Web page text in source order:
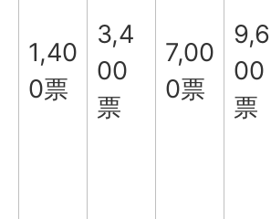
1,40
0票
3,4
00
票
7,00
0票
9,6
00
票